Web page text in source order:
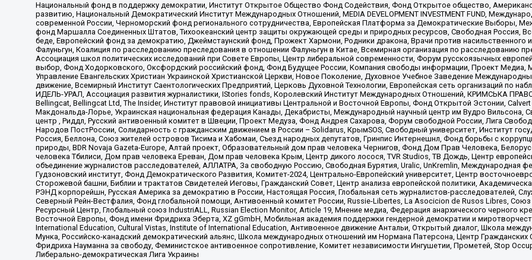
Национальный фонд в поддержку демократии, Институт Открытое Общество Фонд Содействия, Фонд Открытое общество,
развитию, Национальный Демократический Институт Международных Отношений, MEDIA DEVELOPMENT INVESTMENT FUND,
современной России, Черноморский фонд регионального сотрудничества, Европейская Платформа за Демократические Выборы,
фонд Маршалла Соединенных Штатов, Тихоокеанский центр защиты окружающей среды и природных ресурсов, Свободная Россия,
беде, Европейский фонд за демократию, Джеймстаунский фонд, Прожект Хармони, Родники дракона, Врачи против насильственного
Фалуньгун, Коалиция по расследованию преследования в отношении Фалуньгун в Китае, Всемирная организация по расследованию
Ассоциация школ политических исследований при Совете Европы, Центр либеральной современности, Форум русскоязычных
выбор, Фонд Ходорковского, Оксфордский российский фонд, Фонд Будущее России, Компания свободы информации, Проект Медиа,
Управление Евангельских Христиан Украинской Христианской Церкви, Новое Поколение, Духовное Учебное Заведение
движение, Всемирный Институт Саентологических Предприятий, Церковь Духовной Технологии, Европейская сеть организаций по
ИДЕЛЬ-УРАЛ, Ассоциация развития журналистики, IStories fonds, Королевский Институт Международных Отношений, КРИМСЬКА
Bellingcat, Bellingcat Ltd, The Insider, Институт правовой инициативы Центральной и Восточной Европы, Фонд Открытой Эстонии,
Макдональда-Лорье, Украинская национальная федерация Канады, Декабристы, Международный научный центр им Вудро Вильсона,
центр , Риддл, Русский антивоенный комитет в Швеции, Проект Медуза, Фонд Андрея Сахарова, Форум свободной России, Лига
Народов ПостРоссии, Солидарность с гражданским движением в России – Solidarus, КрымSOS, Свободный университет, Институт
Россия, Беллона, Союз жителей островов Тисима и Хабомаи, Съезд народных депутатов, Гринпис Интернешнл, Фонд борьбы с
природы, BDR Novaja Gazeta-Europe, Алтай проект, Образовательный дом прав человека Чернигов, Фонд Дом Прав Человека,
человека Тбилиси, Дом прав человека Ереван, Дом прав человека Крым, Центр дикого лосося, TVR Studios, ТВ Дождь, Центр
объединение журналистов расследователей, АЛЛАТРА, За свободную Россию, Свободная Бурятия, Uralic, UnKremlin, Международная
Гудзоновский институт, Фонд Демократического Развития, Комитет-2024, Центрально-Европейский университет, Центр
Сторожевой башни, Библии и трактатов Свидетелей Иеговы, Гражданский Совет, Центр анализа европейской политики,
РЭНД корпорейшн, Русская Америка за демократию в России, Настоящая Россия, Глобальная сеть журналистов-расследователей,
Северный Рейн-Вестфалия, Фонд глобальной помощи, Антивоенный комитет России, Russie-Libertes, La Asocicion de Rusos Libres,
Ресурсный Центр, Глобальный союз IndustriALL, Russian Election Monitor, Article 19, Мнение медиа, Федерация анархического черного
Восточной Европы, Фонд имени Фридриха Эберта, XZ gGmbH, Мобильная академия поддержки гендерной демократии и
International Education, Cultural Vistas, Institute of International Education, Антивоенное движение Антальи, Открытый диалог, Школа
Мунка, Российско-канадский демократический альянс, Школа международных отношений им Нормана Патерсона, Центр
Фридриха Науманна за свободу, Феминистское антивоенное сопротивление, Комитет независимости Ингушетии, Прометей, Stop
Либерально-демократическая Лига Украины